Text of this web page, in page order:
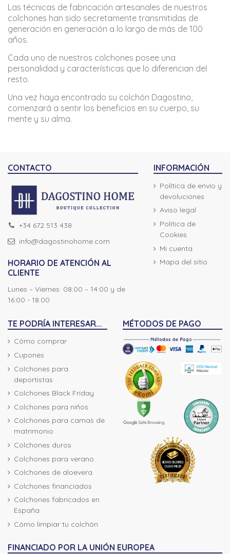
Las técnicas de fabricación artesanales de nuestros
colchones han sido secretamente transmitidas de
generación en generación a lo largo de más de 100
años.
Cada uno de nuestros colchones posee una
personalidad y características que lo diferencian del
resto.
Una vez haya encontrado su colchón Dagostino,
comenzará a sentir los beneficios en su cuerpo, su
mente y su alma.
CONTACTO
+34 672 513 438
info@dagostinohome.com
HORARIO DE ATENCIÓN AL
CLIENTE
Lunes – Viernes: 08:00 – 14:00 y de
16:00 - 18:00
INFORMACIÓN
Política de envío y
devoluciones
Aviso legal
Política de
Cookies
Mi cuenta
Mapa del sitio
TE PODRÍA INTERESAR...
Cómo comprar
Cupones
Colchones para
deportistas
Colchones Black Friday
Colchones para niños
Colchones para camas de
matrimonio
Colchones duros
Colchones para verano
Colchones de aloevera
Colchones financiados
Colchones fabricados en
España
Cómo limpiar tu colchón
MÉTODOS DE PAGO
FINANCIADO POR LA UNIÓN EUROPEA